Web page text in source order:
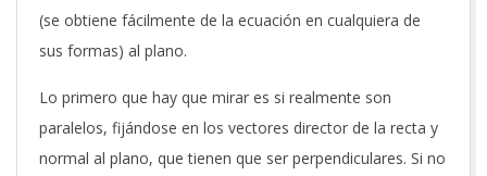
(se obtiene fácilmente de la ecuación en cualquiera de
sus formas) al plano.
Lo primero que hay que mirar es si realmente son
paralelos, fijándose en los vectores director de la recta y
normal al plano, que tienen que ser perpendiculares. Si no